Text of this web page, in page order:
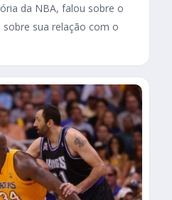
da NBA, falou sobre o
sua relação com o